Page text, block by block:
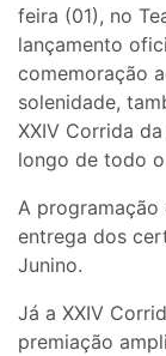
feira (01), no
lançamento
comemoração
solenidade,
XXIV Corrida
longo de todo
A
entrega dos
Junino.
Já a XXIV
premiação